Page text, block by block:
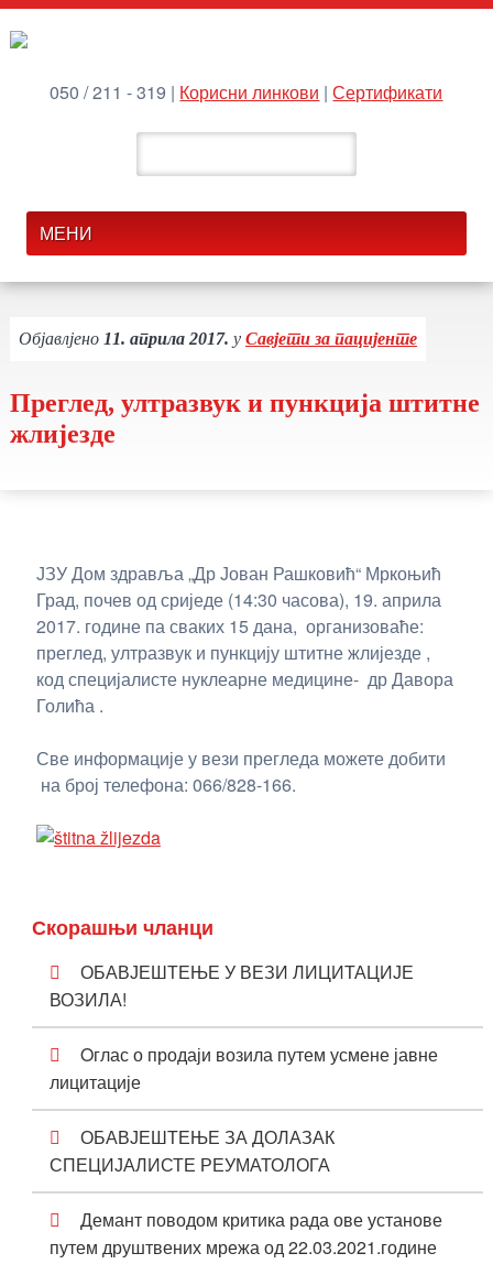
050 / 211 - 319 | Корисни линкови |Сертификати
Објавлјено 11. априла 2017. у Савјети за пацијенте
Преглед, ултразвук и пункција штитне
жлијезде
ЈЗУ Дом здравља „Др Јован Рашковић“ Мркоњић
Град, почев од сриједе (14:30 часова), 19. априла
2017. годинепа сваких 15 дана, организоваће:
преглед, ултразвук и пункцију штитне жлијезде ,
код специјалисте нуклеарне медицине- др Давора
Голића .
Све информације у вези прегледа можете добити
на број телефона: 066/828-166.
Скорашњи чланци
ОБАВЈЕШТЕЊЕ У ВЕЗИ ЛИЦИТАЦИЈЕ
ВОЗИЛА!
Oглас о продаји возила путем усмене јавне
лицитације
ОБАВЈЕШТЕЊЕ ЗА ДОЛАЗАК
СПЕЦИЈАЛИСТЕ РЕУМАТОЛОГА
Демант поводом критика рада ове установе
путем друштвених мрежа од 22.03.2021.године